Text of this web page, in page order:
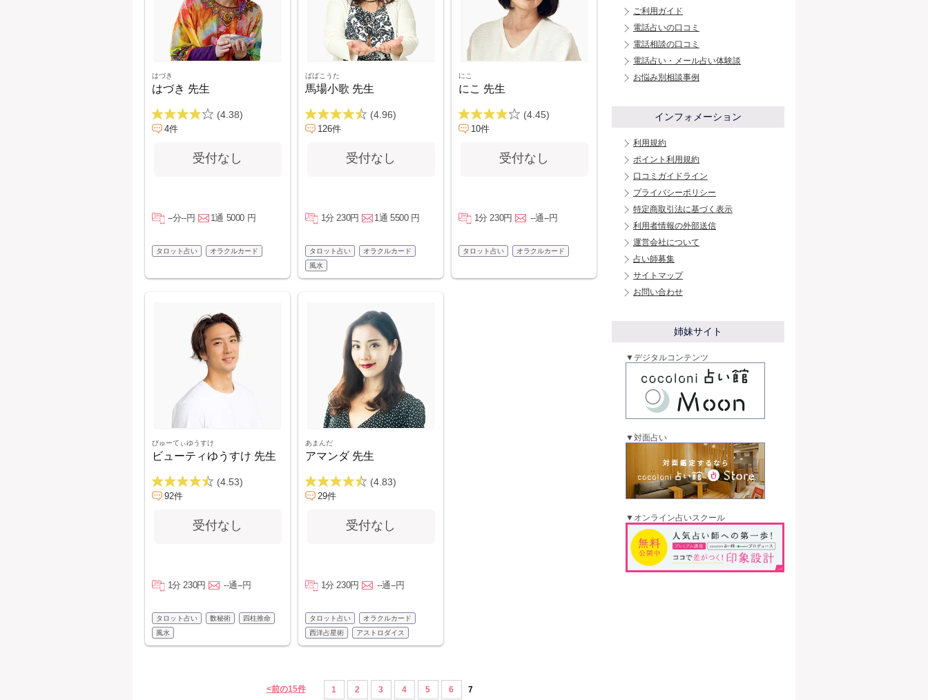
はづき
はづき 先生
(4.38)
4件
受付なし
--分--円 1通 5000 円
タロット占い オラクルカード
ばばこうた
馬場小歌 先生
(4.96)
126件
受付なし
1分 230円 1通 5500 円
タロット占い
オラクルカード
風水
にこ
にこ 先生
(4.45)
10件
受付なし
1分 230円 --通--円
タロット占い オラクルカード
びゅーてぃゆうすけ
ビューティゆうすけ 先生
(4.53)
92件
受付なし
1分 230円 --通--円
タロット占い 数秘術
四柱推命
風水
あまんだ
アマンダ 先生
(4.83)
29件
受付なし
1分 230円 --通--円
タロット占い
オラクルカード
西洋占星術
アストロダイス
<前の15件 1 2 3 4 5 6 7
ご利用ガイド
電話占いの口コミ
電話相談の口コミ
電話占い・メール占い体験談
お悩み別相談事例
インフォメーション
利用規約
ポイント利用規約
口コミガイドライン
プライバシーポリシー
特定商取引法に基づく表示
利用者情報の外部送信
運営会社について
占い師募集
サイトマップ
お問い合わせ
姉妹サイト
▼デジタルコンテンツ
▼対面占い
▼オンライン占いスクール